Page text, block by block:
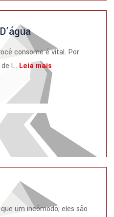
consome é vital. Por
l... Leia mais
um incômodo; eles são